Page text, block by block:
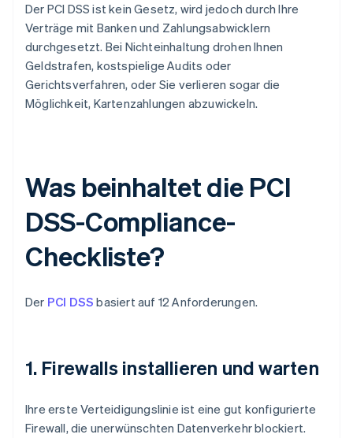
Der PCI DSS ist kein Gesetz, wird jedoch durch Ihre
Verträge mit Banken und Zahlungsabwicklern
durchgesetzt. Bei Nichteinhaltung drohen Ihnen
Geldstrafen, kostspielige Audits oder
Gerichtsverfahren, oder Sie verlieren sogar die
Möglichkeit, Kartenzahlungen abzuwickeln.
Was beinhaltet die PCI
DSS-Compliance-
Checkliste?
Der PCI DSS basiert auf 12 Anforderungen.
1. Firewalls installieren und warten
Ihre erste Verteidigungslinie ist eine gut konfigurierte
Firewall, die unerwünschten Datenverkehr blockiert.